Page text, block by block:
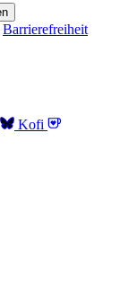
Barrierefreiheit
Kofi